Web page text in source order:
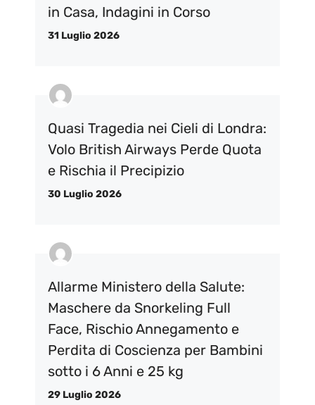
in Casa, Indagini in Corso
31 Luglio 2026
Quasi Tragedia nei Cieli di Londra:
Volo British Airways Perde Quota
e Rischia il Precipizio
30 Luglio 2026
Allarme Ministero della Salute:
Maschere da Snorkeling Full
Face, Rischio Annegamento e
Perdita di Coscienza per Bambini
sotto i 6 Anni e 25 kg
29 Luglio 2026